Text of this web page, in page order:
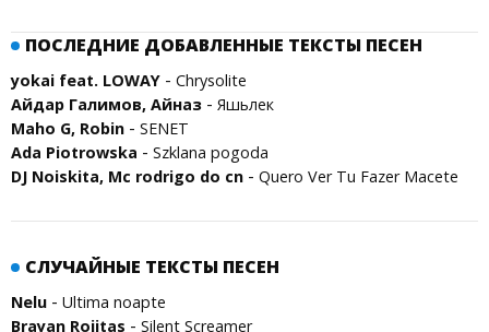
ПОСЛЕДНИЕ ДОБАВЛЕННЫЕ ТЕКСТЫ ПЕСЕН
yokai feat. LOWAY - Chrysolite
Айдар Галимов, Айназ - Яшьлек
Maho G, Robin - SENET
Ada Piotrowska - Szklana pogoda
DJ Noiskita, Mc rodrigo do cn - Quero Ver Tu Fazer Macete
СЛУЧАЙНЫЕ ТЕКСТЫ ПЕСЕН
Nelu - Ultima noapte
Brayan Rojitas - Silent Screamer